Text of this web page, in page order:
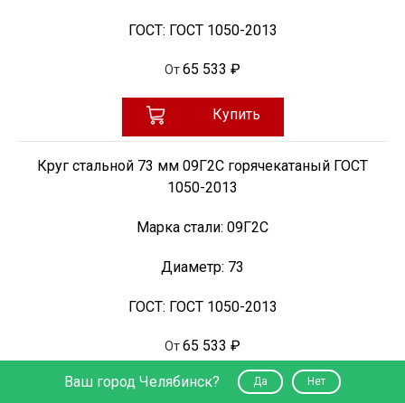
ГОСТ: ГОСТ 1050-2013
От65 533 ₽
Купить
Круг стальной 73 мм 09Г2С горячекатаный ГОСТ
1050-2013
Марка стали: 09Г2С
Диаметр: 73
ГОСТ: ГОСТ 1050-2013
От65 533 ₽
Купить
Ваш город Челябинск? Да Нет